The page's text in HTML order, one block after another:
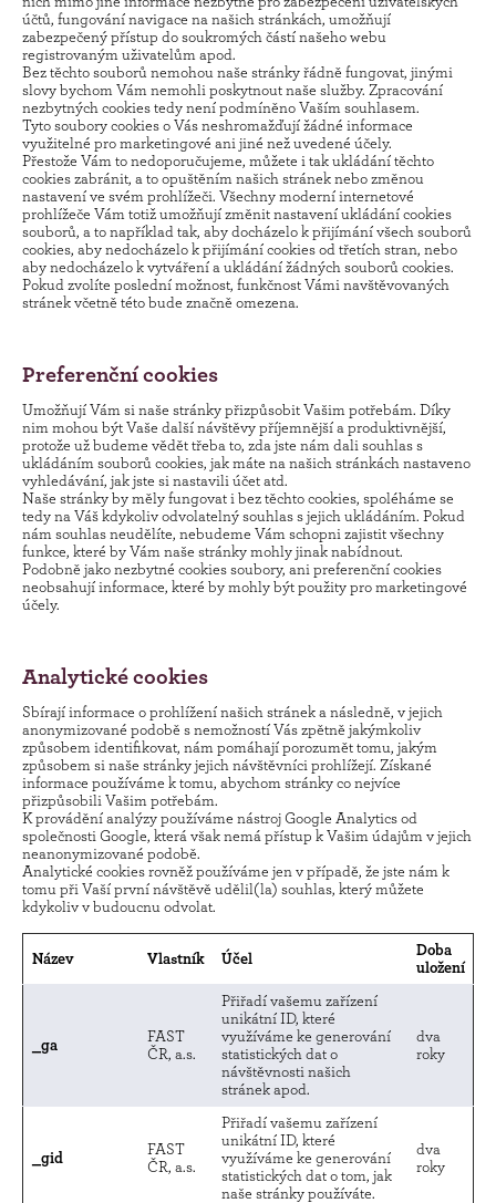
účtů, fungování navigace na našich stránkách, umožňují
zabezpečený přístup do soukromých částí našeho webu
registrovaným uživatelům apod.
Bez těchto souborů nemohou naše stránky řádně fungovat, jinými
slovy bychom Vám nemohli poskytnout naše služby. Zpracování
nezbytných cookies tedy není podmíněno Vaším souhlasem.
Tyto soubory cookies o Vás neshromažďují žádné informace
využitelné pro marketingové ani jiné než uvedené účely.
Přestože Vám to nedoporučujeme, můžete i tak ukládání těchto
cookies zabránit, a to opuštěním našich stránek nebo změnou
nastavení ve svém prohlížeči. Všechny moderní internetové
prohlížeče Vám totiž umožňují změnit nastavení ukládání cookies
souborů, a to například tak, aby docházelo k přijímání všech souborů
cookies, aby nedocházelo k přijímání cookies od třetích stran, nebo
aby nedocházelo k vytváření a ukládání žádných souborů cookies.
Pokud zvolíte poslední možnost, funkčnost Vámi navštěvovaných
stránek včetně této bude značně omezena.
Preferenční cookies
Umožňují Vám si naše stránky přizpůsobit Vašim potřebám. Díky
nim mohou být Vaše další návštěvy příjemnější a produktivnější,
protože už budeme vědět třeba to, zda jste nám dali souhlas s
ukládáním souborů cookies, jak máte na našich stránkách nastaveno
vyhledávání, jak jste si nastavili účet atd.
Naše stránky by měly fungovat i bez těchto cookies, spoléháme se
tedy na Váš kdykoliv odvolatelný souhlas s jejich ukládáním. Pokud
nám souhlas neudělíte, nebudeme Vám schopni zajistit všechny
funkce, které by Vám naše stránky mohly jinak nabídnout.
Podobně jako nezbytné cookies soubory, ani preferenční cookies
neobsahují informace, které by mohly být použity pro marketingové
účely.
Analytické cookies
Sbírají informace o prohlížení našich stránek a následně, v jejich
anonymizované podobě s nemožností Vás zpětně jakýmkoliv
způsobem identifikovat, nám pomáhají porozumět tomu, jakým
způsobem si naše stránky jejich návštěvníci prohlížejí. Získané
informace používáme k tomu, abychom stránky co nejvíce
přizpůsobili Vašim potřebám.
K provádění analýzy používáme nástroj Google Analytics od
společnosti Google, která však nemá přístup k Vašim údajům v jejich
neanonymizované podobě.
Analytické cookies rovněž používáme jen v případě, že jste nám k
tomu při Vaší první návštěvě udělil(la) souhlas, který můžete
kdykoliv v budoucnu odvolat.
Název Vlastník Účel
Doba
uložení
_ga
FAST
ČR, a.s.
Přiřadí vašemu zařízení
unikátní ID, které
využíváme ke generování
statistických dat o
návštěvnosti našich
stránek apod.
dva
roky
_gid
FAST
ČR, a.s.
Přiřadí vašemu zařízení
unikátní ID, které
využíváme ke generování
statistických dat o tom, jak
naše stránky používáte.
dva
roky